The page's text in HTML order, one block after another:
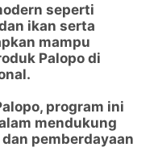
seperti
ikan serta
mampu
Palopo di
program ini
mendukung
pemberdayaan